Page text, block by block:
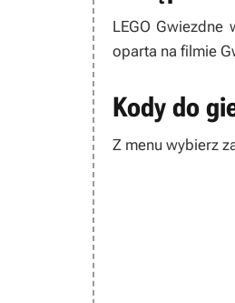
LEGO Gwiezdne
oparta na filmie
Kody do
Z menu wybierz